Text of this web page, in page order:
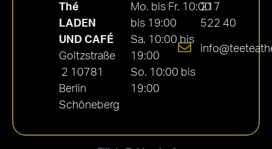
Thé
LADEN
UND CAFÉ
Goltzstraße
2 10781
Berlin
Schöneberg
Mo. bis Fr. 10:00
bis 19:00
Sa. 10:00 bis
19:00
So. 10:00 bis
19:00
217
522 40